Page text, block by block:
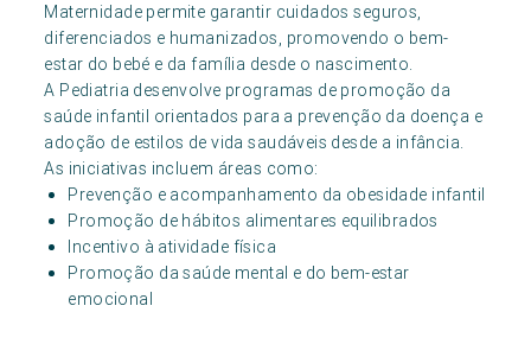
Maternidade permite garantir cuidados seguros,
diferenciados e humanizados, promovendo o bem-
estar do bebé e da família desde o nascimento.
A Pediatria desenvolve programas de promoção da
saúde infantil orientados para a prevenção da doença e
adoção de estilos de vida saudáveis desde a infância.
As iniciativas incluem áreas como:
Prevenção e acompanhamento da obesidade infantil
Promoção de hábitos alimentares equilibrados
Incentivo à atividade física
Promoção da saúde mental e do bem-estar
emocional